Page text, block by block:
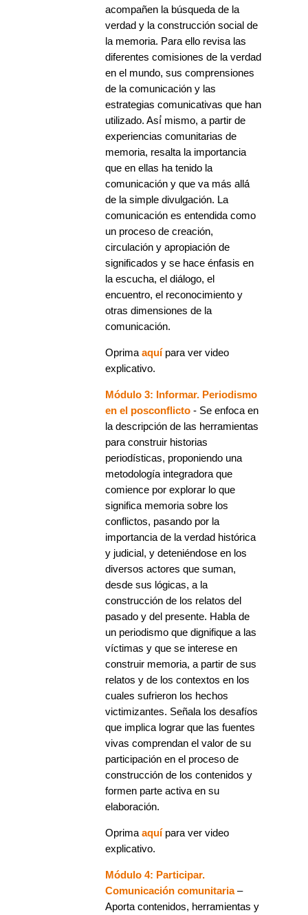
acompañen la búsqueda de la
verdad y la construcción social de
la memoria. Para ello revisa las
diferentes comisiones de la verdad
en el mundo, sus comprensiones
de la comunicación y las
estrategias comunicativas que han
utilizado. Así́ mismo, a partir de
experiencias comunitarias de
memoria, resalta la importancia
que en ellas ha tenido la
comunicación y que va más allá́
de la simple divulgación. La
comunicación es entendida como
un proceso de creación,
circulación y apropiación de
significados y se hace énfasis en
la escucha, el diálogo, el
encuentro, el reconocimiento y
otras dimensiones de la
comunicación.
Oprima aquípara ver video
explicativo.
Módulo 3: Informar. Periodismo
en el posconflicto - Se enfoca en
la descripción de las herramientas
para construir historias
periodísticas, proponiendo una
metodología integradora que
comience por explorar lo que
significa memoria sobre los
conflictos, pasando por la
importancia de la verdad histórica
y judicial, y deteniéndose en los
diversos actores que suman,
desde sus lógicas, a la
construcción de los relatos del
pasado y del presente. Habla de
un periodismo que dignifique a las
víctimas y que se interese en
construir memoria, a partir de sus
relatos y de los contextos en los
cuales sufrieron los hechos
victimizantes. Señala los desafíos
que implica lograr que las fuentes
vivas comprendan el valor de su
participación en el proceso de
construcción de los contenidos y
formen parte activa en su
elaboración.
Oprima aquípara ver video
explicativo.
Módulo 4: Participar.
Comunicación comunitaria–
Aporta contenidos, herramientas y